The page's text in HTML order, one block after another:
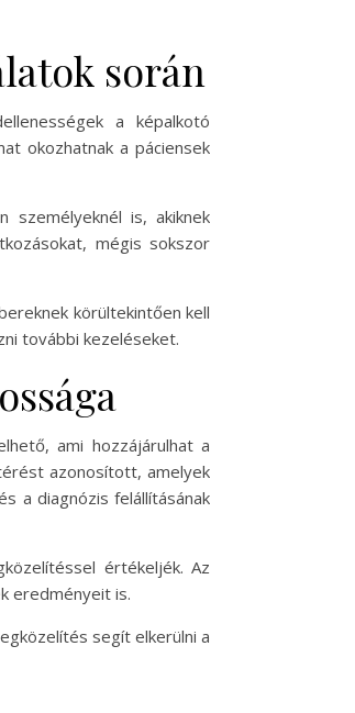
során
a képalkotó
okozhatnak a páciensek
személyeknél is, akiknek
mégis sokszor
körültekintően kell
további kezeléseket.
ami hozzájárulhat a
azonosított, amelyek
a diagnózis felállításának
értékeljék. Az
eredményeit is.
segít elkerülni a